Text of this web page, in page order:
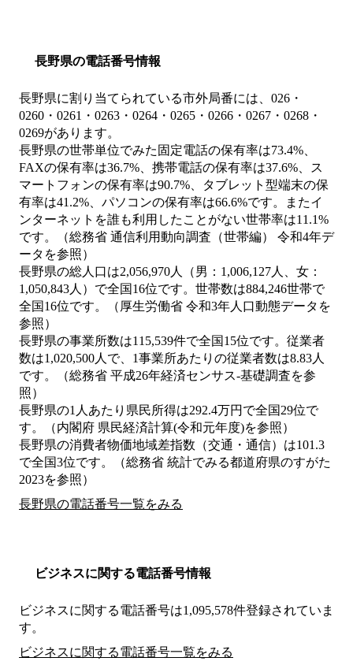
長野県の電話番号情報
長野県に割り当てられている市外局番には、026・
0260・0261・0263・0264・0265・0266・0267・0268・
0269があります。
長野県の世帯単位でみた固定電話の保有率は73.4%、
FAXの保有率は36.7%、携帯電話の保有率は37.6%、ス
マートフォンの保有率は90.7%、タブレット型端末の保
有率は41.2%、パソコンの保有率は66.6%です。またイ
ンターネットを誰も利用したことがない世帯率は11.1%
です。（総務省 通信利用動向調査（世帯編） 令和4年デ
ータを参照）
長野県の総人口は2,056,970人（男：1,006,127人、女：
1,050,843人）で全国16位です。世帯数は884,246世帯で
全国16位です。（厚生労働省 令和3年人口動態データを
参照）
長野県の事業所数は115,539件で全国15位です。従業者
数は1,020,500人で、1事業所あたりの従業者数は8.83人
です。（総務省 平成26年経済センサス‐基礎調査を参
照）
長野県の1人あたり県民所得は292.4万円で全国29位で
す。（内閣府 県民経済計算(令和元年度)を参照）
長野県の消費者物価地域差指数（交通・通信）は101.3
で全国3位です。（総務省 統計でみる都道府県のすがた
2023を参照）
長野県の電話番号一覧をみる
ビジネスに関する電話番号情報
ビジネスに関する電話番号は1,095,578件登録されていま
す。
ビジネスに関する電話番号一覧をみる